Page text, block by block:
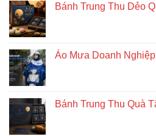
Bánh Trung Thu Dẻo
Áo Mưa Doanh
Bánh Trung Thu Quà